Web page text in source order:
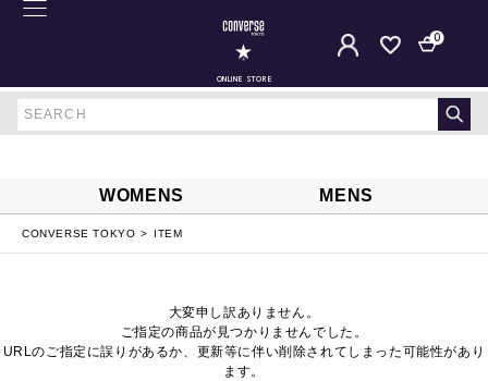
ONLINE STORE
0
WOMENS MENS
CONVERSE TOKYO ITEM
大変申し訳ありません。
ご指定の商品が見つかりませんでした。
URLのご指定に誤りがあるか、更新等に伴い削除されてしまった可能性があり
ます。